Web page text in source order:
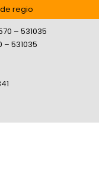
regio
– 531035
– 531035